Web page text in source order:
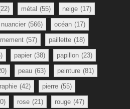
métal (55) neige (17)
nuancier (566) océan (17)
(57) paillette (18)
papier (38) papillon (23)
peau (63) peinture (81)
(42) pierre (55)
rose (21) rouge (47)